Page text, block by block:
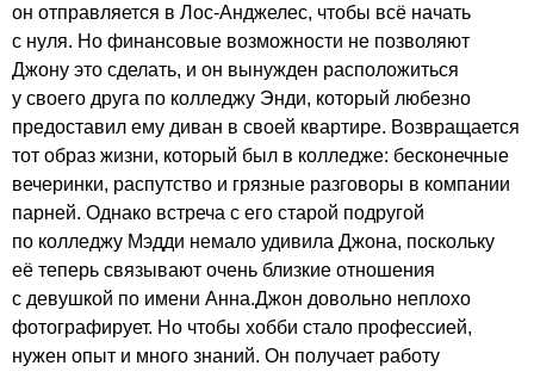
он отправляется в Лос-Анджелес, чтобы всё начать
с нуля. Но финансовые возможности не позволяют
Джону это сделать, и он вынужден расположиться
у своего друга по колледжу Энди, который любезно
предоставил ему диван в своей квартире. Возвращается
тот образ жизни, который был в колледже: бесконечные
вечеринки, распутство и грязные разговоры в компании
парней. Однако встреча с его старой подругой
по колледжу Мэдди немало удивила Джона, поскольку
её теперь связывают очень близкие отношения
с девушкой по имени Анна.Джон довольно неплохо
фотографирует. Но чтобы хобби стало профессией,
нужен опыт и много знаний. Он получает работу